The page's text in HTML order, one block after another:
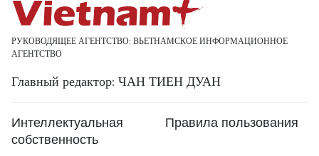
РУКОВОДЯЩЕЕ АГЕНТСТВО: ВЬЕТНАМСКОЕ ИНФОРМАЦИОННОЕ
АГЕНТСТВО
Главный редактор: ЧАН ТИЕН ДУАН
Интеллектуальная
собственность
Правила пользования